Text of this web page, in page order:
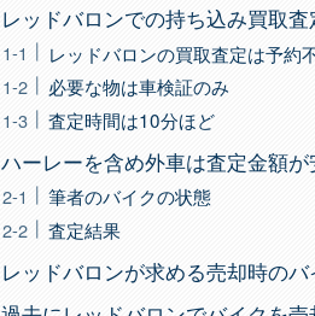
レッドバロンでの持ち込み買取
レッドバロンの買取査定は予約
必要な物は車検証のみ
査定時間は10分ほど
ハーレーを含め外車は査定金額
筆者のバイクの状態
査定結果
レッドバロンが求める売却時の